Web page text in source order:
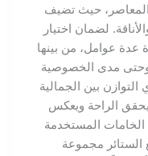
حيث تضيف
لضمان اختيار
عوامل، من بينها
مدى الخصوصية
بين الجمالية
الراحة ويعكس
المستخدمة
مجموعة